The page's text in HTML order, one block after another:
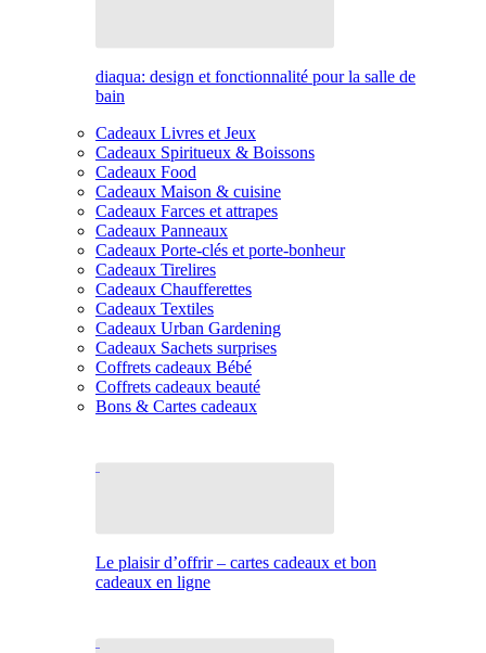
diaqua: design et fonctionnalité pour la salle de
bain
Cadeaux Livres et Jeux
Cadeaux Spiritueux & Boissons
Cadeaux Food
Cadeaux Maison & cuisine
Cadeaux Farces et attrapes
Cadeaux Panneaux
Cadeaux Porte-clés et porte-bonheur
Cadeaux Tirelires
Cadeaux Chaufferettes
Cadeaux Textiles
Cadeaux Urban Gardening
Cadeaux Sachets surprises
Coffrets cadeaux Bébé
Coffrets cadeaux beauté
Bons & Cartes cadeaux
Le plaisir d’offrir – cartes cadeaux et bon
cadeaux en ligne